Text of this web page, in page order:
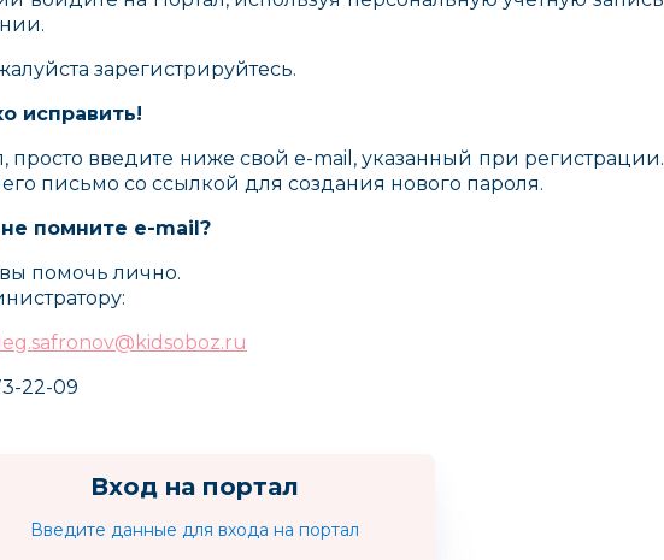
Zanzoon
зарегистрируйтесь.
исправить!
просто введите ниже свой e-mail, указанный при регистрации.
письмо со ссылкой для создания нового пароля.
помните e-mail?
помочь лично.
22-09
Вход на портал
Введите данные для входа на портал